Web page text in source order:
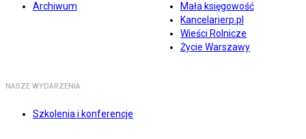
Archiwum
Mała księgowość
Kancelarierp.pl
Wieści Rolnicze
Życie Warszawy
NASZE WYDARZENIA
Szkolenia i konferencje